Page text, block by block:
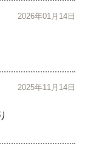
2026年01月14日
2025年11月14日